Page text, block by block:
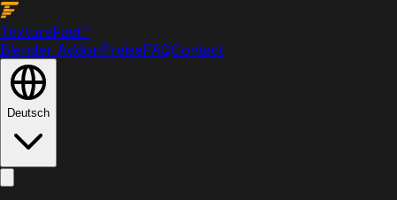
TextureFast™
Blender AddonPreiseFAQContact
Deutsch